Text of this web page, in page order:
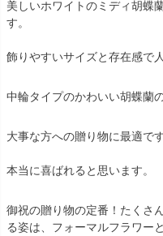
美しいホワイトのミディ胡蝶
す。
飾りやすいサイズと存在感で
中輪タイプのかわいい胡蝶蘭
大事な方への贈り物に最適で
本当に喜ばれると思います。
御祝の贈り物の定番！たくさ
る姿は、フォーマルフラワー